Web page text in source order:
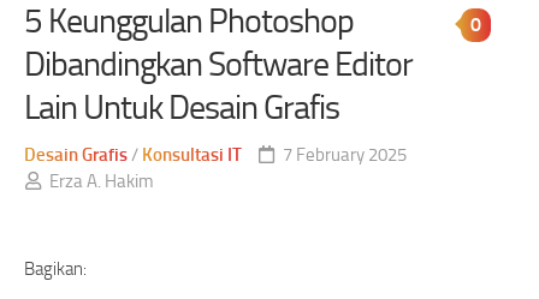
5 Keunggulan Photoshop
Dibandingkan Software Editor
Lain Untuk Desain Grafis
Desain Grafis/ Konsultasi IT
7 February 2025
Erza A. Hakim
0
Bagikan: